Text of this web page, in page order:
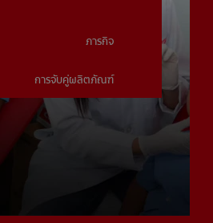
ภารกิจ
การจับคู่ผลิตภัณฑ์
TH (TH)
ภารกิจ
การจับคู่ผลิตภัณฑ์